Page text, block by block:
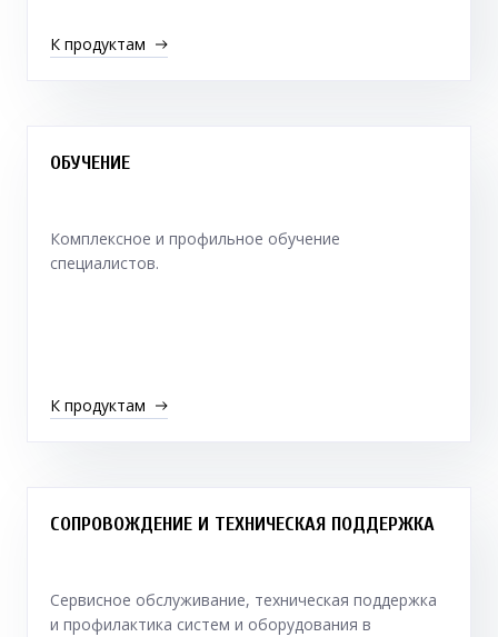
К продуктам
ОБУЧЕНИЕ
Комплексное и профильное обучение
специалистов.
К продуктам
СОПРОВОЖДЕНИЕ И ТЕХНИЧЕСКАЯ ПОДДЕРЖКА
Сервисное обслуживание, техническая поддержка
и профилактика систем и оборудования в